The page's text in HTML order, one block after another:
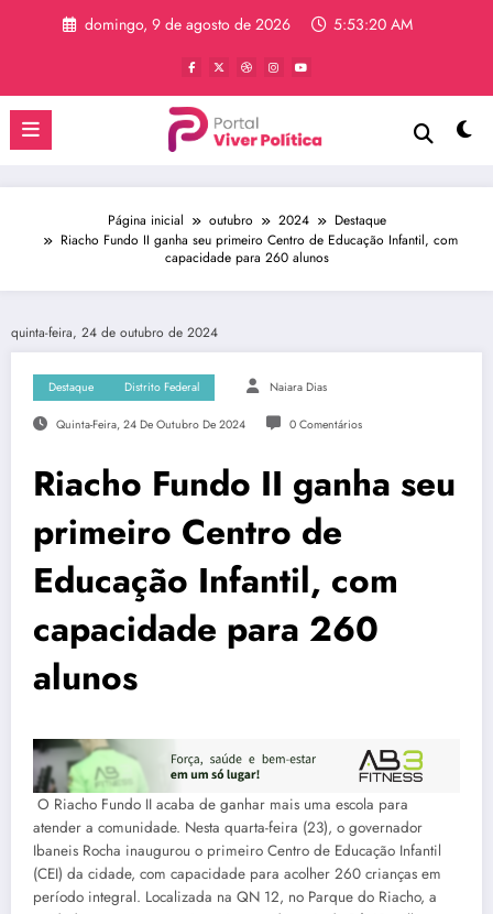
domingo, 9 de agosto de 2026 5:53:21 AM
Página inicial outubro 2024
Destaque
Riacho Fundo II ganha seu primeiro Centro de Educação Infantil, com
capacidade para 260 alunos
quinta-feira, 24 de outubro de 2024
Destaque Distrito Federal Naiara Dias
Quinta-Feira, 24 De Outubro De 2024 0 Comentários
Riacho Fundo II ganha seu
primeiro Centro de
Educação Infantil, com
capacidade para 260
alunos
O Riacho Fundo II acaba de ganhar mais uma escola para
atender a comunidade. Nesta quarta-feira (23), o governador
Ibaneis Rocha inaugurou o primeiro Centro de Educação Infantil
(CEI) da cidade, com capacidade para acolher 260 crianças em
período integral. Localizada na QN 12, no Parque do Riacho, a